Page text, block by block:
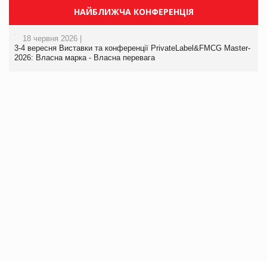
НАЙБЛИЖЧА КОНФЕРЕНЦІЯ
18 червня 2026 |
3-4 вересня Виставки та конференції PrivateLabel&FMCG Master-
2026: Власна марка - Власна перевага